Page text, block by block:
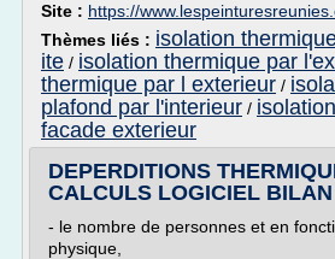
Site : https://
Thèmes liés : isolation
ite / isolation thermique par
thermique par l exterieur /
plafond par l'interieur /
facade exterieur
DEPERDITIONS
CALCULS LOGICIEL BILAN
- le nombre de personnes et en
physique,